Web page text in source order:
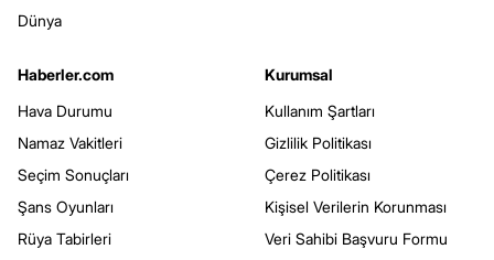
Dünya
Haberler.com
Hava Durumu
Namaz Vakitleri
Seçim Sonuçları
Şans Oyunları
Rüya Tabirleri
Kurumsal
Kullanım Şartları
Gizlilik Politikası
Çerez Politikası
Kişisel Verilerin Korunması
Veri Sahibi Başvuru Formu